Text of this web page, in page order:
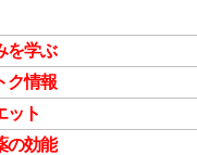
を学ぶ
ク情報
ット
の効能